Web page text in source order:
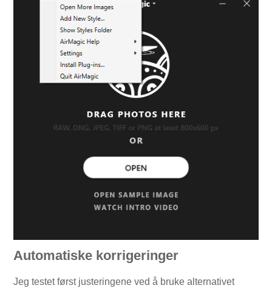
Automatiske korrigeringer
Jeg testet først justeringene ved å bruke alternativet